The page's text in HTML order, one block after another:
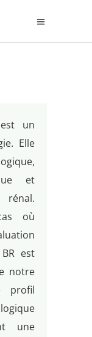
un
Elle
et
rénal.
où
est
notre
profil
une